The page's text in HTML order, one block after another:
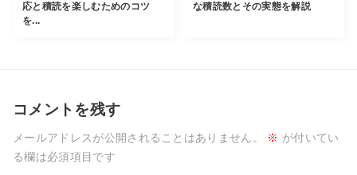
応と積読を楽しむためのコツ
を...
な積読数とその実態を解説
コメントを残す
メールアドレスが公開されることはありません。 ※ が付いてい
る欄は必須項目です